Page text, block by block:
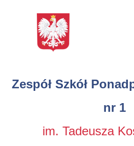
Zespół Szkół
nr 1
im. Tadeusza